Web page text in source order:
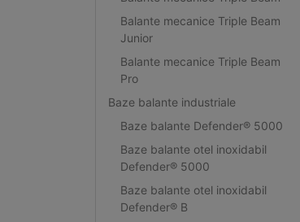
Balante mecanice Triple Beam
Junior
Balante mecanice Triple Beam
Pro
Baze balante industriale
Baze balante Defender® 5000
Baze balante otel inoxidabil
Defender® 5000
Baze balante otel inoxidabil
Defender® B